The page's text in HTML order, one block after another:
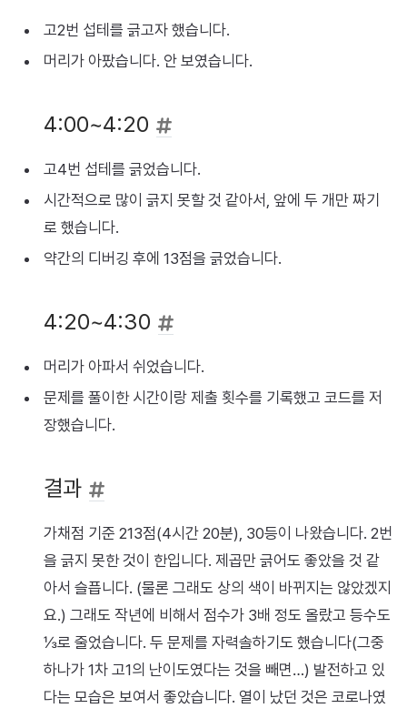
고2번 섭테를 긁고자 했습니다.
머리가 아팠습니다. 안 보였습니다.
4:00~4:20
고4번 섭테를 긁었습니다.
시간적으로 많이 긁지 못할 것 같아서, 앞에 두 개만 짜기
로 했습니다.
약간의 디버깅 후에 13점을 긁었습니다.
4:20~4:30
머리가 아파서 쉬었습니다.
문제를 풀이한 시간이랑 제출 횟수를 기록했고 코드를 저
장했습니다.
결과
가채점 기준 213점(4시간 20분), 30등이 나왔습니다. 2번
을 긁지 못한 것이 한입니다. 제곱만 긁어도 좋았을 것 같
아서 슬픕니다. (물론 그래도 상의 색이 바뀌지는 않았겠지
요.) 그래도 작년에 비해서 점수가 3배 정도 올랐고 등수도
⅓로 줄었습니다. 두 문제를 자력솔하기도 했습니다(그중
하나가 1차 고1의 난이도였다는 것을 빼면…) 발전하고 있
다는 모습은 보여서 좋았습니다. 열이 났던 것은 코로나였